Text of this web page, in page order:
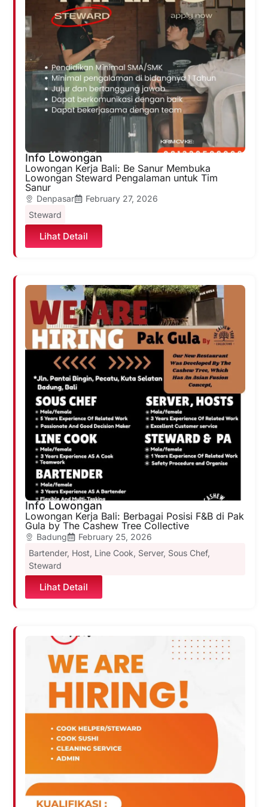
Info Lowongan
Lowongan Kerja Bali: Be Sanur Membuka
Lowongan Steward Pengalaman untuk Tim
Sanur
Denpasar
February 27, 2026
Steward
Lihat Detail
Info Lowongan
Lowongan Kerja Bali: Berbagai Posisi F&B di Pak
Gula by The Cashew Tree Collective
Badung
February 25, 2026
Bartender, Host, Line Cook, Server, Sous Chef,
Steward
Lihat Detail